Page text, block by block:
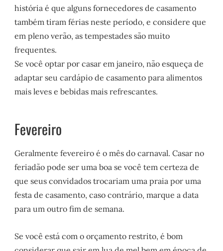
história é que alguns fornecedores de casamento
também tiram férias neste período, e considere que
em pleno verão, as tempestades são muito
frequentes.
Se você optar por casar em janeiro, não esqueça de
adaptar seu cardápio de casamento para alimentos
mais leves e bebidas mais refrescantes.
Fevereiro
Geralmente fevereiro é o mês do carnaval. Casar no
feriadão pode ser uma boa se você tem certeza de
que seus convidados trocariam uma praia por uma
festa de casamento, caso contrário, marque a data
para um outro fim de semana.
Se você está com o orçamento restrito, é bom